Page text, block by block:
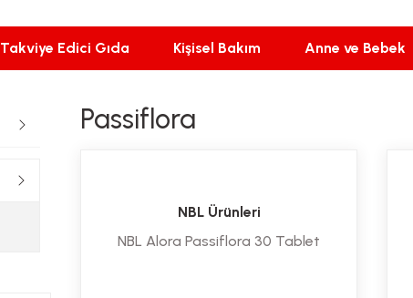
Takviye Edici Gıda Kişisel Bakım Anne ve Bebek
Passiflora
NBL Ürünleri
NBL Alora Passiflora 30 Tablet